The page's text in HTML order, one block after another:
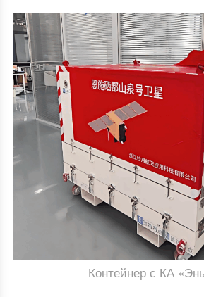
Контейнер с КА